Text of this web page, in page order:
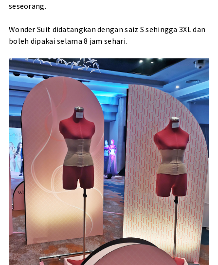
seseorang.
Wonder Suit didatangkan dengan saiz S sehingga 3XL dan
boleh dipakai selama 8 jam sehari.